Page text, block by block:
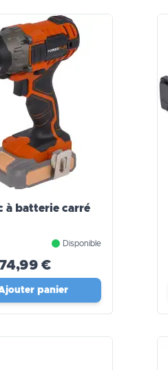
à batterie carré
Disponible
€
panier